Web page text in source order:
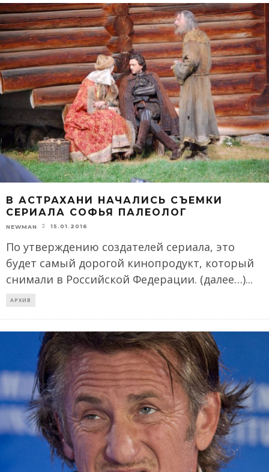
В АСТРАХАНИ НАЧАЛИСЬ СЪЕМКИ
СЕРИАЛА СОФЬЯ ПАЛЕОЛОГ
NEWMAN 15.01.2016
По утверждению создателей сериала, это
будет самый дорогой кинопродукт, который
снимали в Российской Федерации. (далее…)...
АРХИВ